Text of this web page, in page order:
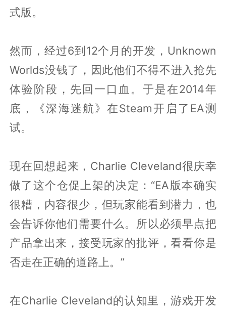
式版。
然而，经过6到12个月的开发，Unknown
Worlds没钱了，因此他们不得不进入抢先
体验阶段，先回一口血。于是在2014年
底，《深海迷航》在Steam开启了EA测
试。
现在回想起来，Charlie Cleveland很庆幸
做了这个仓促上架的决定：“EA版本确实
很糟，内容很少，但玩家能看到潜力，也
会告诉你他们需要什么。所以必须早点把
产品拿出来，接受玩家的批评，看看你是
否走在正确的道路上。”
在Charlie Cleveland的认知里，游戏开发